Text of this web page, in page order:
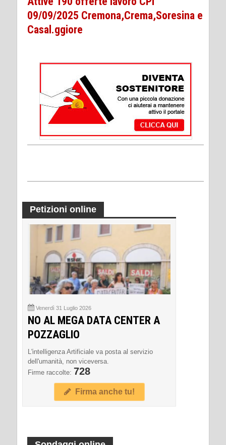
09/09/2025 Cremona,Crema,Soresina e
Casal.ggiore
Petizioni online
Venerdì 31 Luglio 2026
NO AL MEGA DATA CENTER A
POZZAGLIO
L'intelligenza Artificiale va posta al servizio
dell'umanità, non viceversa.
Firme raccolte: 728
Firma anche tu!